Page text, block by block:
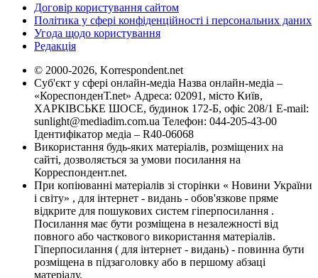
Договір користування сайтом
Політика у сфері конфіденційності і персональних даних
Угода щодо користування
Редакція
© 2000-2026, Korrespondent.net
Суб'єкт у сфері онлайн-медіа Назва онлайн-медіа –
«КореспонденТ.net» Адреса: 02091, місто Київ,
ХАРКІВСЬКЕ ШОСЕ, будинок 172-Б, офіс 208/1 E-mail:
sunlight@mediadim.com.ua Телефон: 044-205-43-00
Ідентифікатор медіа – R40-06068
Використання будь-яких матеріалів, розміщених на
сайті, дозволяється за умови посилання на
Корреспондент.net.
При копіюванні матеріалів зі сторінки « Новини України
і світу» , для інтернет - видань - обов'язкове пряме
відкрите для пошукових систем гіперпосилання .
Посилання має бути розміщена в незалежності від
повного або часткового використання матеріалів.
Гіперпосилання ( для інтернет - видань) - повинна бути
розміщена в підзаголовку або в першому абзаці
матеріалу.